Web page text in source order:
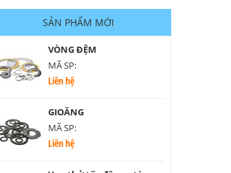
SẢN PHẨM MỚI
VÒNG ĐỆM
MÃ SP:
Liên hệ
GIOĂNG
MÃ SP:
Liên hệ